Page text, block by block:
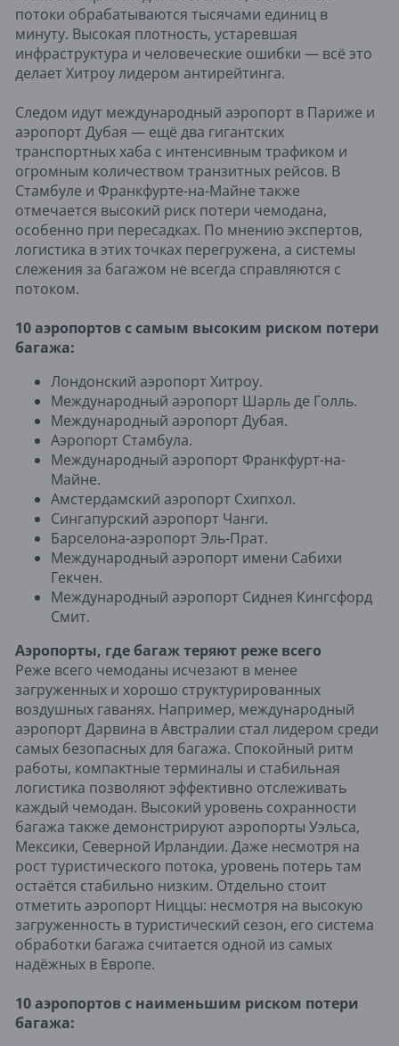
потоки обрабатываются тысячами единиц в
минуту. Высокая плотность, устаревшая
инфраструктура и человеческие ошибки — всё это
делает Хитроу лидером антирейтинга.
Следом идут международный аэропорт в Париже и
аэропорт Дубая — ещё два гигантских
транспортных хаба с интенсивным трафиком и
огромным количеством транзитных рейсов. В
Стамбуле и Франкфурте-на-Майне также
отмечается высокий риск потери чемодана,
особенно при пересадках. По мнению экспертов,
логистика в этих точках перегружена, а системы
слежения за багажом не всегда справляются с
потоком.
10 аэропортов с самым высоким риском потери
багажа:
Лондонский аэропорт Хитроу.
Международный аэропорт Шарль де Голль.
Международный аэропорт Дубая.
Аэропорт Стамбула.
Международный аэропорт Франкфурт-на-
Майне.
Амстердамский аэропорт Схипхол.
Сингапурский аэропорт Чанги.
Барселона-аэропорт Эль-Прат.
Международный аэропорт имени Сабихи
Гекчен.
Международный аэропорт Сиднея Кингсфорд
Смит.
Аэропорты, где багаж теряют реже всего
Реже всего чемоданы исчезают в менее
загруженных и хорошо структурированных
воздушных гаванях. Например, международный
аэропорт Дарвина в Австралии стал лидером среди
самых безопасных для багажа. Спокойный ритм
работы, компактные терминалы и стабильная
логистика позволяют эффективно отслеживать
каждый чемодан. Высокий уровень сохранности
багажа также демонстрируют аэропорты Уэльса,
Мексики, Северной Ирландии. Даже несмотря на
рост туристического потока, уровень потерь там
остаётся стабильно низким. Отдельно стоит
отметить аэропорт Ниццы: несмотря на высокую
загруженность в туристический сезон, его система
обработки багажа считается одной из самых
надёжных в Европе.
10 аэропортов с наименьшим риском потери
багажа: